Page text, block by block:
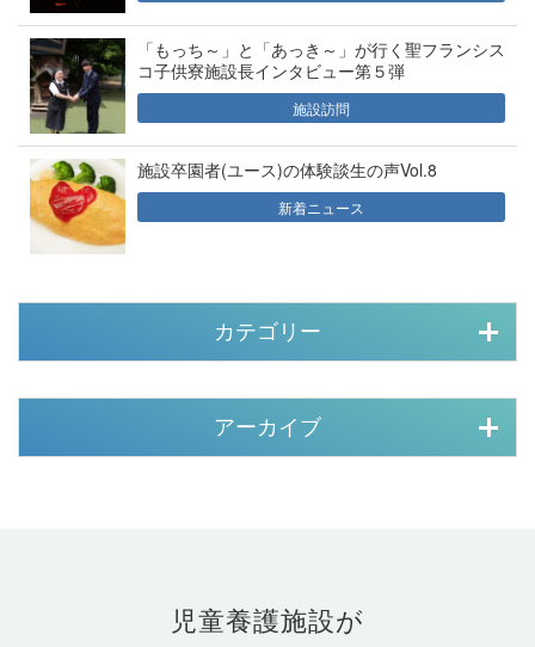
「もっち～」と「あっき～」が行く聖フランシス
コ子供寮施設長インタビュー第５弾
施設訪問
施設卒園者(ユース)の体験談生の声Vol.8
新着ニュース
カテゴリー
アーカイブ
児童養護施設が